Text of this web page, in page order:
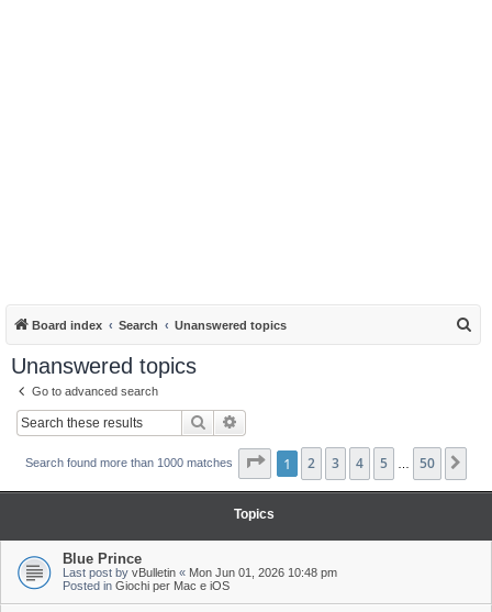
Board index Search Unanswered topics
Unanswered topics
Go to advanced search
Search
Search found more than 1000 matches Page of 50
1 2 3 4 5 50
Topics
Blue Prince
Last post by vBulletin « Mon Jun 01, 2026 10:48 pm
Posted in Giochi per Mac e iOS